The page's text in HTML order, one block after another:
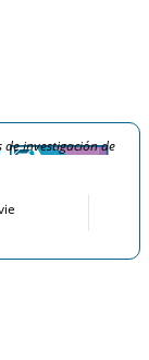
de investigación de